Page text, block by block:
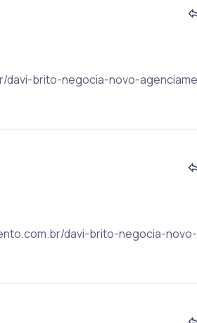
davi-brito-negocia-novo-
davi-brito-negocia-